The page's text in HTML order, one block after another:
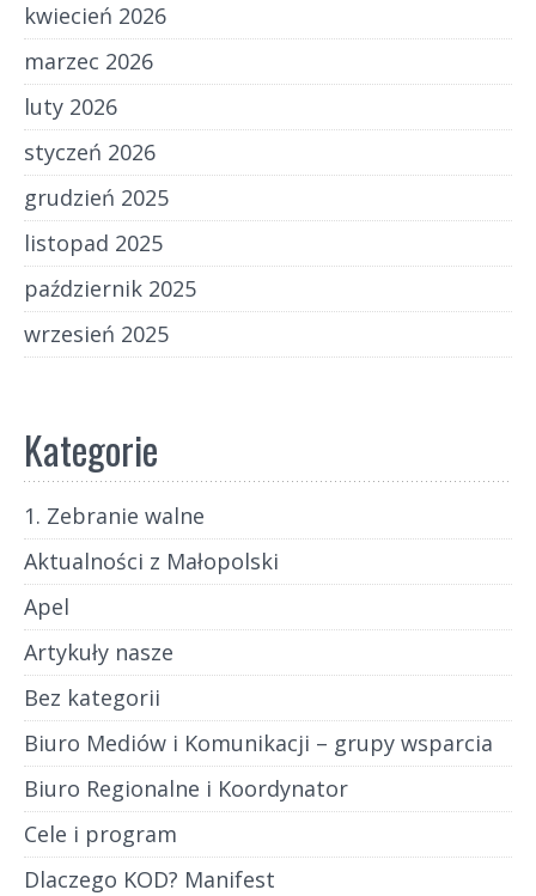
kwiecień 2026
marzec 2026
luty 2026
styczeń 2026
grudzień 2025
listopad 2025
październik 2025
wrzesień 2025
Kategorie
1. Zebranie walne
Aktualności z Małopolski
Apel
Artykuły nasze
Bez kategorii
Biuro Mediów i Komunikacji – grupy wsparcia
Biuro Regionalne i Koordynator
Cele i program
Dlaczego KOD? Manifest